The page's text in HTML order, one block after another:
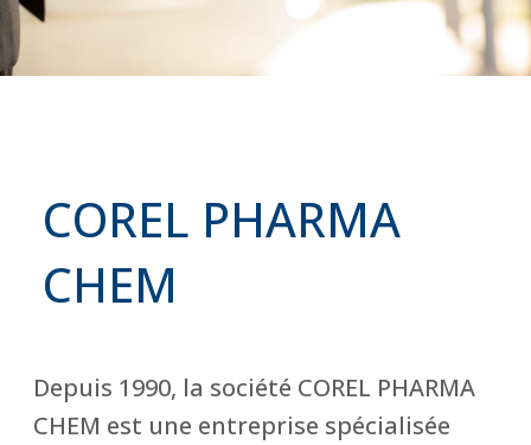
COREL PHARMA
CHEM
Depuis 1990, la société COREL PHARMA
CHEM est une entreprise spécialisée